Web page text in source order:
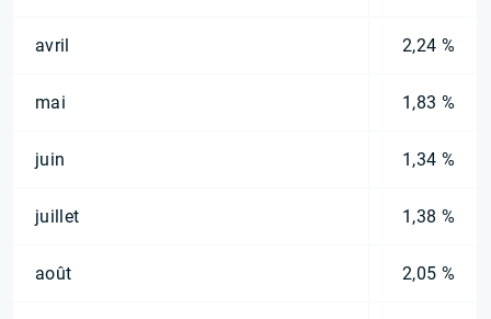
avril 2,24 %
mai 1,83 %
juin 1,34 %
juillet 1,38 %
août 2,05 %